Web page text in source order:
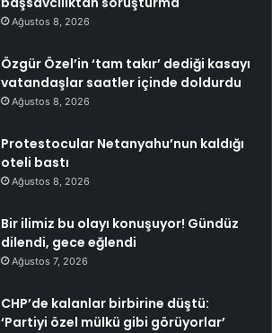
Ağustos 8, 2026
Özgür Özel’in ‘tam takır’ dediği kasayı
vatandaşlar saatler içinde doldurdu
Ağustos 8, 2026
Protestocular Netanyahu’nun kaldığı
oteli bastı
Ağustos 8, 2026
Bir ilimiz bu olayı konuşuyor! Gündüz
dilendi, gece eğlendi
Ağustos 7, 2026
CHP’de kalanlar birbirine düştü:
‘Partiyi özel mülkü gibi görüyorlar’